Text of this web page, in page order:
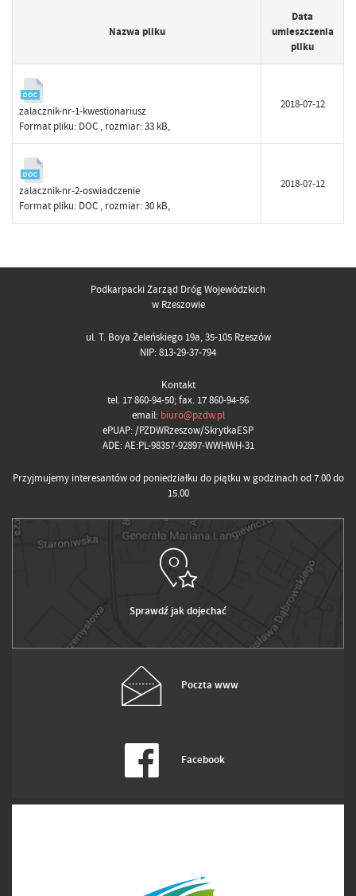
Nazwa pliku
Data
umieszczenia
pliku
zalacznik-nr-1-kwestionariusz
Format pliku: DOC , rozmiar: 33 kB,
2018-07-12
zalacznik-nr-2-oswiadczenie
Format pliku: DOC , rozmiar: 30 kB,
2018-07-12
Podkarpacki Zarząd Dróg Wojewódzkich
w Rzeszowie
ul. T. Boya Żeleńskiego 19a, 35-105 Rzeszów
NIP: 813-29-37-794
Kontakt
tel. 17 860-94-50; fax. 17 860-94-56
email: biuro@pzdw.pl
ePUAP: /PZDWRzeszow/SkrytkaESP
ADE: AE:PL-98357-92897-WWHWH-31
Przyjmujemy interesantów od poniedziałku do piątku w godzinach od 7.00 do
15.00
Sprawdź jak dojechać
Poczta www
Facebook